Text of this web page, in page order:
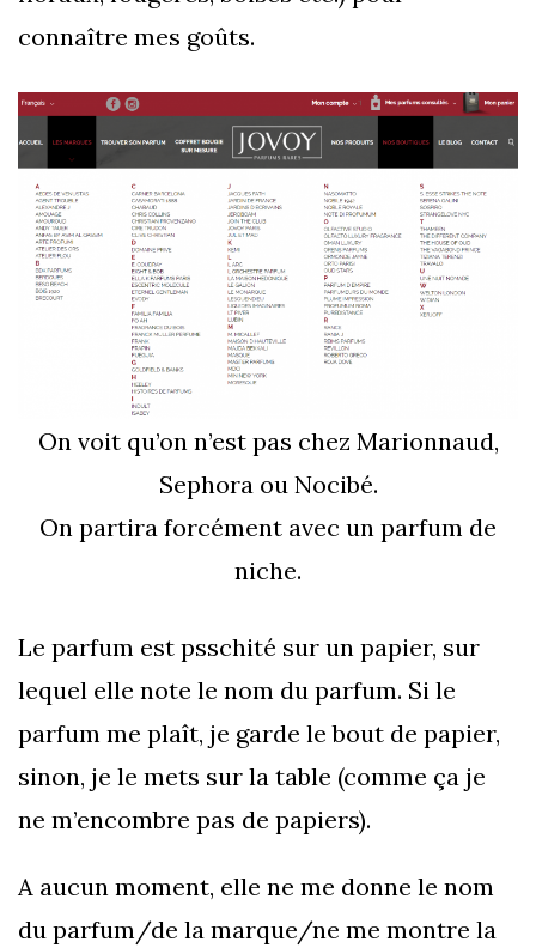
connaître mes goûts.
On voit qu’on n’est pas chez Marionnaud,
Sephora ou Nocibé.
On partira forcément avec un parfum de
niche.
Le parfum est psschité sur un papier, sur
lequel elle note le nom du parfum. Si le
parfum me plaît, je garde le bout de papier,
sinon, je le mets sur la table (comme ça je
ne m’encombre pas de papiers).
A aucun moment, elle ne me donne le nom
du parfum/de la marque/ne me montre la